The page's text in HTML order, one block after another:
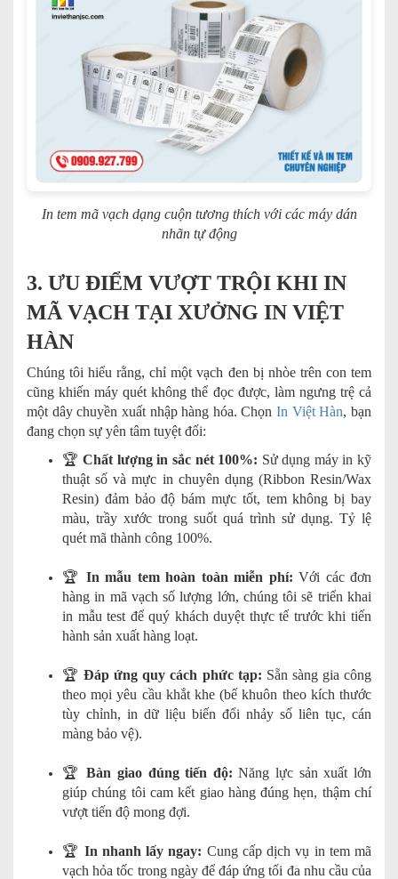
In tem mã vạch dạng cuộn tương thích với các máy dán
nhãn tự động
3. ƯU ĐIỂM VƯỢT TRỘI KHI IN
MÃ VẠCH TẠI XƯỞNG IN VIỆT
HÀN
Chúng tôi hiểu rằng, chỉ một vạch đen bị nhòe trên con tem
cũng khiến máy quét không thể đọc được, làm ngưng trệ cả
một dây chuyền xuất nhập hàng hóa. ChọnIn Việt Hàn, bạn
đang chọn sự yên tâm tuyệt đối:
🏆Chất lượng in sắc nét 100%: Sử dụng máy in kỹ
thuật số và mực in chuyên dụng (Ribbon Resin/Wax
Resin) đảm bảo độ bám mực tốt, tem không bị bay
màu, trầy xước trong suốt quá trình sử dụng. Tỷ lệ
quét mã thành công 100%.
🏆 In mẫu tem hoàn toàn miễn phí: Với các đơn
hàng in mã vạch số lượng lớn, chúng tôi sẽ triển khai
in mẫu test để quý khách duyệt thực tế trước khi tiến
hành sản xuất hàng loạt.
🏆Đáp ứng quy cách phức tạp: Sẵn sàng gia công
theo mọi yêu cầu khắt khe (bế khuôn theo kích thước
tùy chỉnh, in dữ liệu biến đổi nhảy số liên tục, cán
màng bảo vệ).
🏆Bàn giao đúng tiến độ: Năng lực sản xuất lớn
giúp chúng tôi cam kết giao hàng đúng hẹn, thậm chí
vượt tiến độ mong đợi.
🏆 In nhanh lấy ngay: Cung cấp dịch vụ in tem mã
vạch hỏa tốc trong ngày để đáp ứng tối đa nhu cầu của